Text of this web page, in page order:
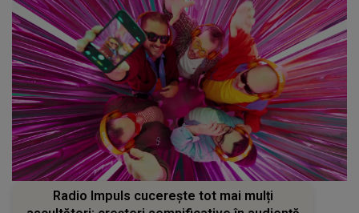
Radio Impuls cucerește tot mai mulți